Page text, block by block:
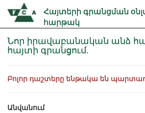
Հայտերի գրանցման
հարթակ
Նոր իրավաբանական անձ
հայտի գրանցում.
Բոլոր դաշտերը ենթակա են
Անվանում